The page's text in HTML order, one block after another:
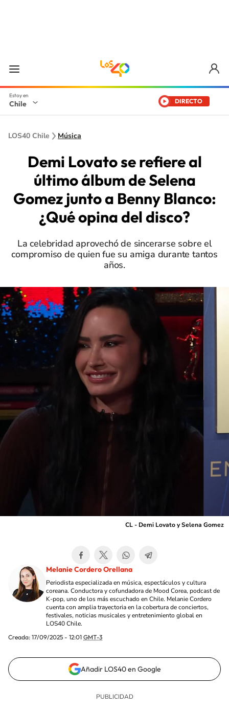
Chile DIRECTO
LOS40 Chile Música
Demi Lovato se refiere al
último álbum de Selena
Gomez junto a Benny Blanco:
¿Qué opina del disco?
La celebridad aprovechó de sincerarse sobre el
compromiso de quien fue su amiga durante tantos
años.
CL - Demi Lovato y Selena Gomez
Melanie Cordero Orellana
Periodista especializada en música, espectáculos y cultura
coreana. Conductora y cofundadora de Mood Corea, podcast de
K-pop, uno de los más escuchado en Chile. Melanie Cordero
cuenta con amplia trayectoria en la cobertura de conciertos,
festivales, noticias musicales y entretenimiento global en
LOS40 Chile.
Creada: 17/09/2025 - 12:01 GMT-3
Añadir LOS40 en Google